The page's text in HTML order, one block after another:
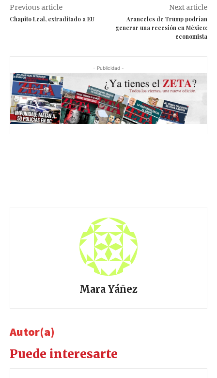
Previous article
Chapito Leal, extraditado a EU
Next article
Aranceles de Trump podrían
generar una recesión en México:
economista
- Publicidad -
Mara Yáñez
Autor(a)
Puede interesarte